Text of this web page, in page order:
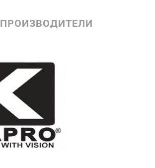
ПРОИЗВОДИТЕЛИ